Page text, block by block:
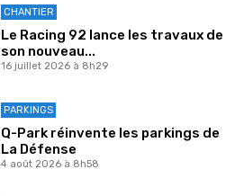
CHANTIER
Le Racing 92 lance les travaux de
son nouveau...
16 juillet 2026 à 8h29
PARKINGS
Q-Park réinvente les parkings de
La Défense
4 août 2026 à 8h58